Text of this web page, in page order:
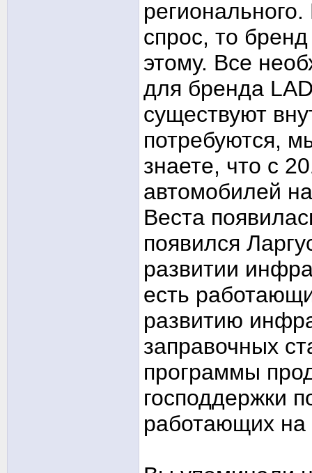
спрос, то
этому. Все
для бренда
существуют
потребуются,
знаете, что с
автомобилей
Веста
появился
развитии
есть
развитию
заправочных
программы
господдержки
работающих